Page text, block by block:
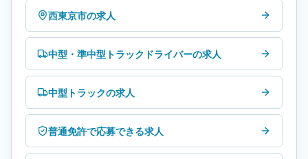
西東京市の求人
中型・準中型トラックドライバーの求人
中型トラックの求人
普通免許で応募できる求人